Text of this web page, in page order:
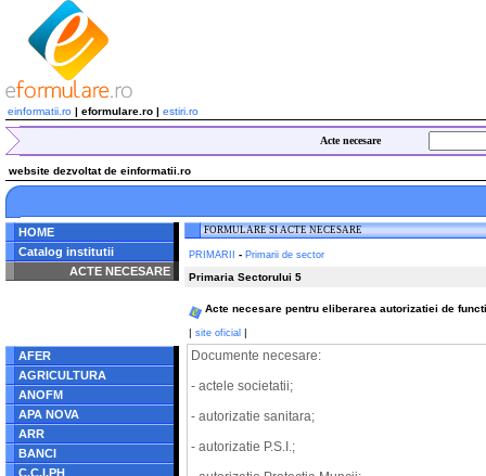
einformatii.ro | eformulare.ro | estiri.ro
Acte necesare
website dezvoltat de einformatii.ro
HOME
Catalog institutii
ACTE NECESARE
/home/eformulare.ro/public_html/navigare/stanga.php
AFER
AGRICULTURA
ANOFM
APA NOVA
ARR
BANCI
C.C.I.PH
FORMULARE SI ACTE NECESARE
PRIMARII - Primarii de sector
Primaria Sectorului 5
Acte necesare pentru eliberarea autorizatiei de
| site oficial |
Documente necesare:
- actele societatii;
- autorizatie sanitara;
- autorizatie P.S.I.;